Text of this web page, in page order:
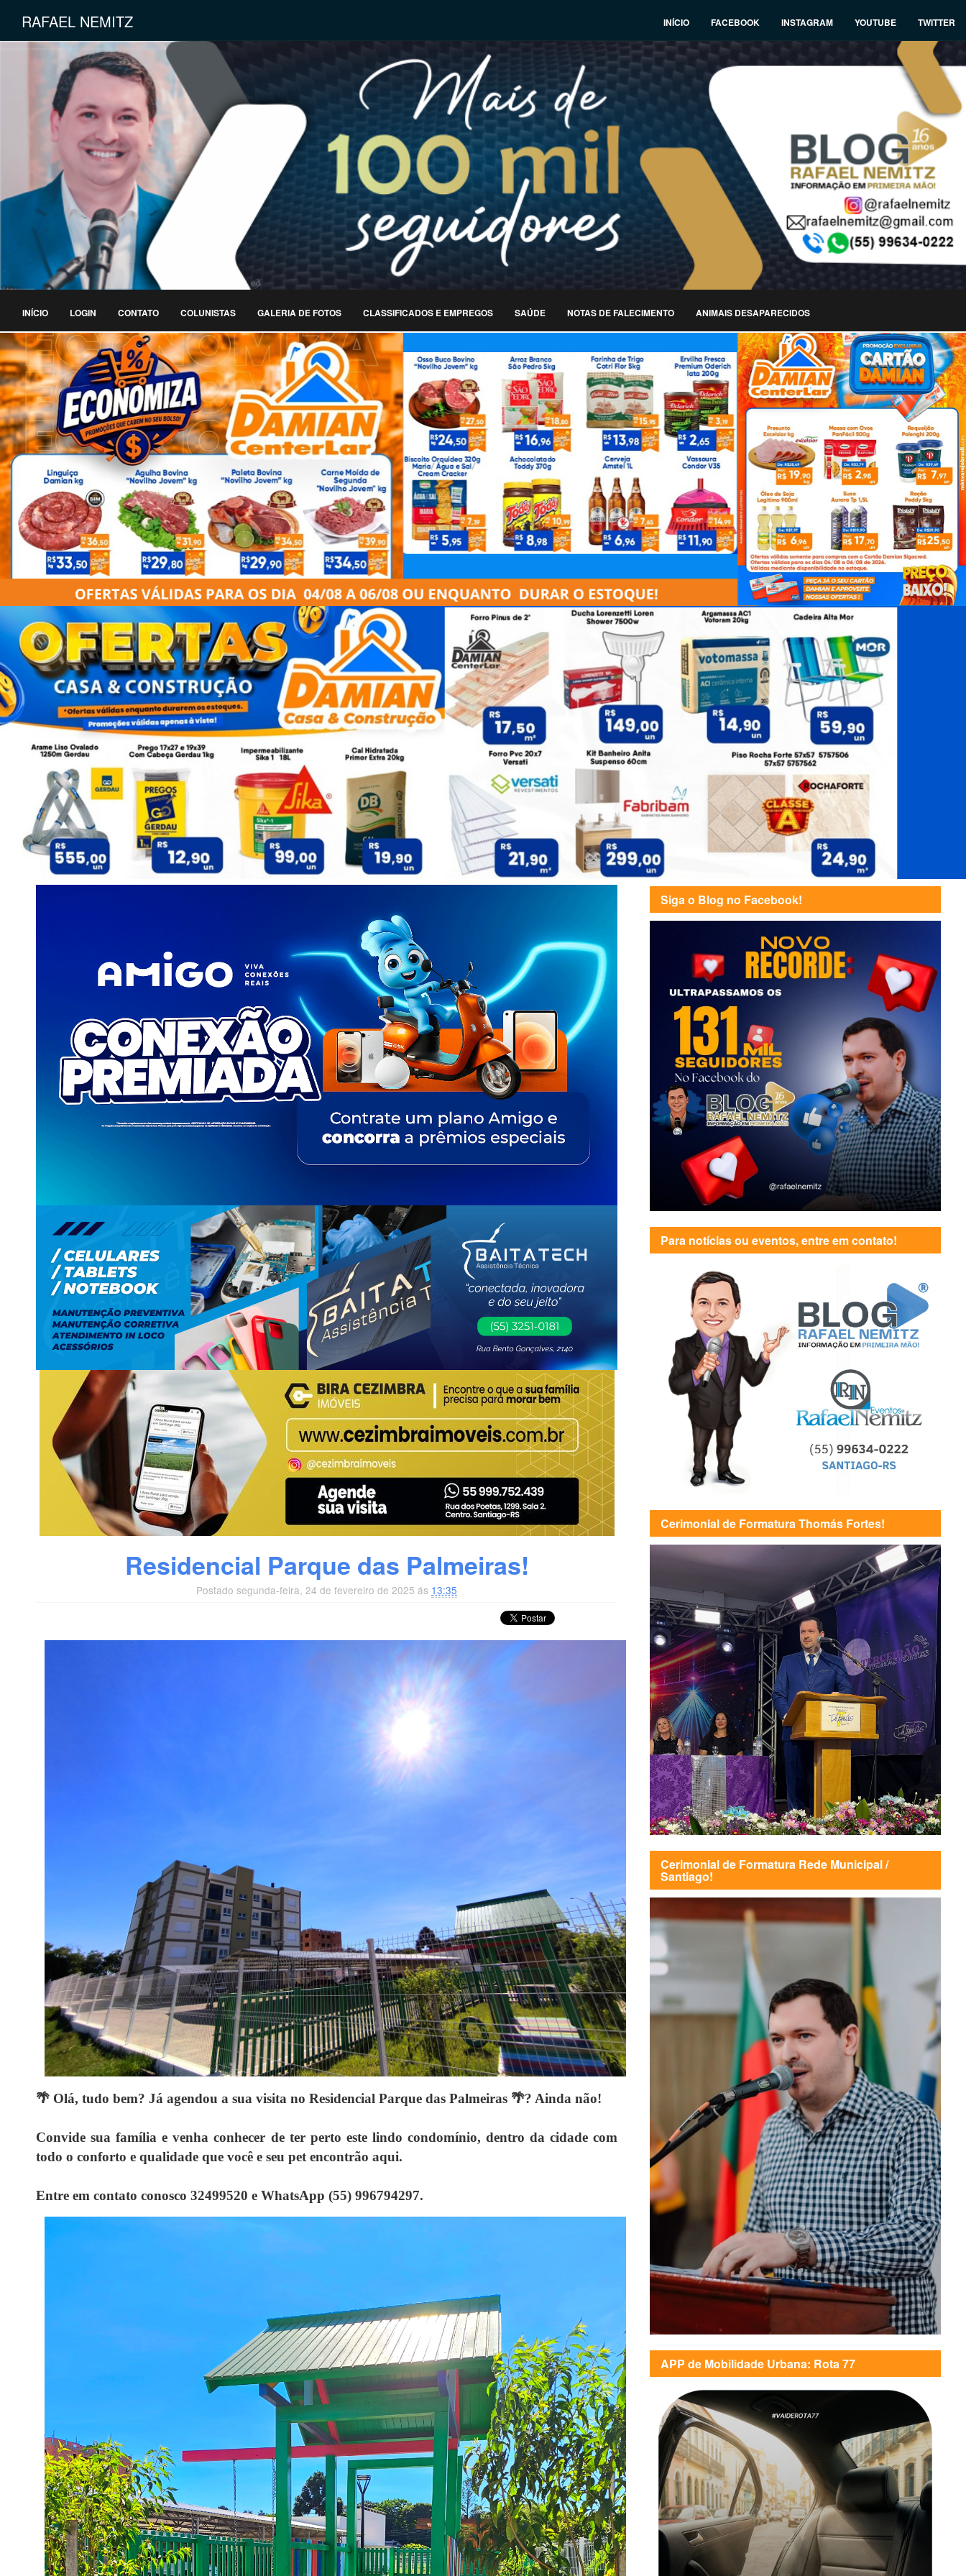
RAFAEL NEMITZ INÍCIO FACEBOOK INSTAGRAM YOUTUBE TWITTER
INÍCIO LOGIN CONTATO COLUNISTAS GALERIA DE FOTOS CLASSIFICADOS E EMPREGOS SAÚDE NOTAS DE FALECIMENTO ANIMAIS DESAPARECIDOS
Residencial Parque das Palmeiras!
Postado segunda-feira, 24 de fevereiro de 2025 ás 13:35
🌴 Olá, tudo bem? Já agendou a sua visita no Residencial Parque das Palmeiras 🌴? Ainda não!
Convide sua família e venha conhecer de ter perto este lindo condomínio, dentro da cidade com
todo o conforto e qualidade que você e seu pet encontrão aqui.
Entre em contato conosco 32499520 e WhatsApp (55) 996794297.
Siga o Blog no Facebook!
Para notícias ou eventos, entre em contato!
Cerimonial de Formatura Thomás Fortes!
Cerimonial de Formatura Rede Municipal /
Santiago!
APP de Mobilidade Urbana: Rota 77